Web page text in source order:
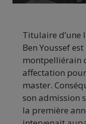
Titulaire d’une
Ben Youssef
montpelliérain
affectation
master.
son admission
la première